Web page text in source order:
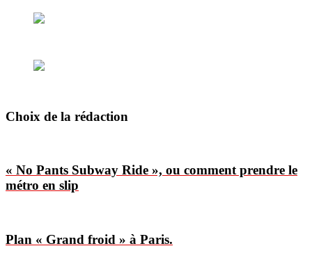
Choix de la rédaction
« No Pants Subway Ride », ou comment prendre le
métro en slip
Plan « Grand froid » à Paris.